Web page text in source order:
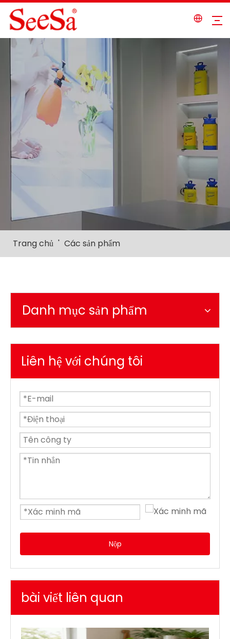
Trang chủ ' Các sản phẩm
Danh mục sản phẩm
Liên hệ với chúng tôi
Nộp
bài viết liên quan